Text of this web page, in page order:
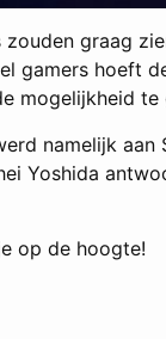
zouden graag
gamers hoeft
mogelijkheid
namelijk aan
Yoshida
op de hoogte!